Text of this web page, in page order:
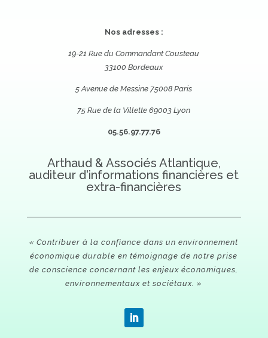
Nos adresses :
19-21 Rue du Commandant Cousteau
33100 Bordeaux
5 Avenue de Messine 75008 Paris
75 Rue de la Villette 69003 Lyon
05.56.97.77.76
Arthaud & Associés Atlantique,
auditeur d'informations financières et
extra-financières
« Contribuer à la confiance dans un environnement
économique durable en témoignage de notre prise
de conscience concernant les enjeux économiques,
environnementaux et sociétaux. »